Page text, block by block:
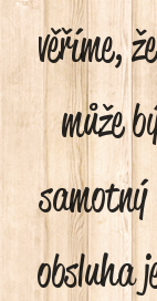
věříme,
může
samotný
obsluha